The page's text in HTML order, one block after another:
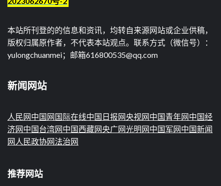
本站所刊登的的信息和资讯，均转自来源网站或企业供稿，
版权归属原作者，不代表本站观点。联系方式（微信号）：
yulongchuanmei；邮箱616800535@qq.com
新闻网站
人民网中国网 国际在线中国日报网央视网中国青年网中国经
济网中国台湾网中国西藏网央广网光明网中国军网中国新闻
网 人民政协网法治网
推荐网站